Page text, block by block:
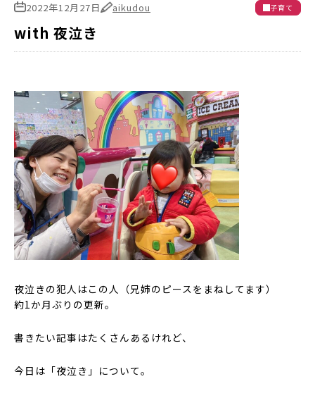
2022年12月27日 aikudou 子育て
with 夜泣き
夜泣きの犯人はこの人（兄姉のピースをまねしてます）
約1か月ぶりの更新。
書きたい記事はたくさんあるけれど、
今日は「夜泣き」について。